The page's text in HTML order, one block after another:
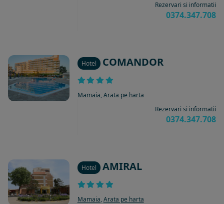
Rezervari si informatii
0374.347.708
Hotel COMANDOR
Mamaia, Arata pe harta
Rezervari si informatii
0374.347.708
Hotel AMIRAL
Mamaia, Arata pe harta